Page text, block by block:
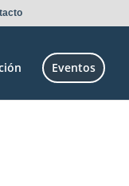
Eventos